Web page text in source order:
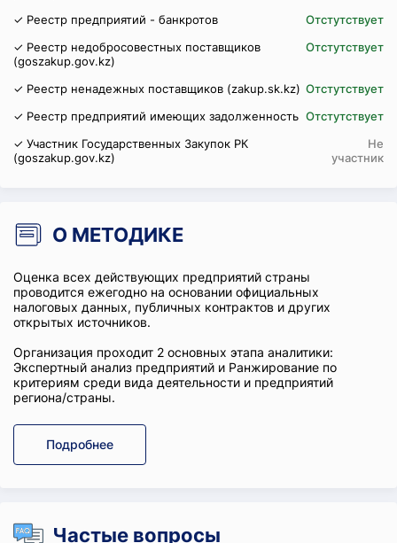
✓ Реестр предприятий - банкротов
Отстутствует
✓ Реестр недобросовестных поставщиков
(goszakup.gov.kz)
Отстутствует
✓ Реестр ненадежных поставщиков (zakup.sk.kz) Отстутствует
✓ Реестр предприятий имеющих задолженность Отстутствует
✓ Участник Государственных Закупок РК
(goszakup.gov.kz)
Не
участник
О МЕТОДИКЕ
Оценка всех действующих предприятий страны
проводится ежегодно на основании официальных
налоговых данных, публичных контрактов и других
открытых источников.
Организация проходит 2 основных этапа аналитики:
Экспертный анализ предприятий и Ранжирование по
критериям среди вида деятельности и предприятий
региона/страны.
Подробнее
Частые вопросы